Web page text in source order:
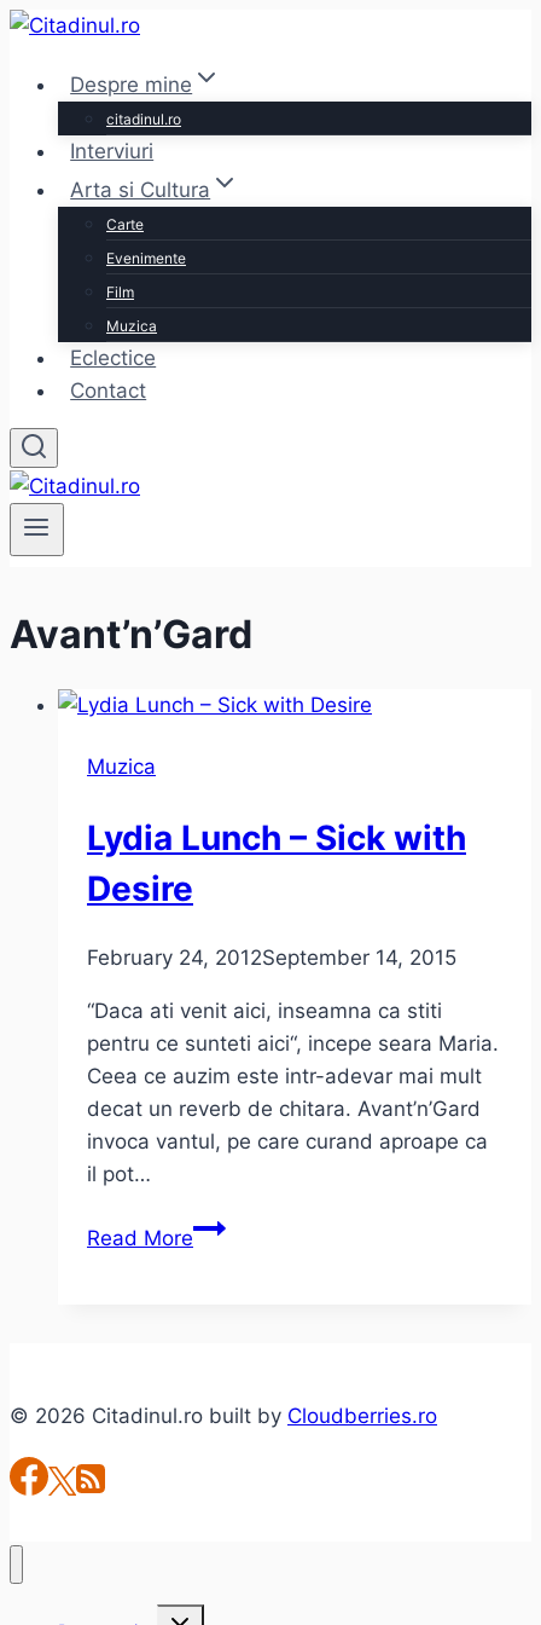
Skip
contentDespre mine
citadinul.ro
Interviuri
Arta si Cultura
Carte
Evenimente
Film
Muzica
Eclectice
Contact
Avant’n’Gard
Muzica
Lydia Lunch – Sick with
Desire
February 24, 2012September 14, 2015
“Daca ati venit aici, inseamna ca stiti
pentru ce sunteti aici“, incepe seara Maria.
Ceea ce auzim este intr-adevar mai mult
decat un reverb de chitara. Avant’n’Gard
invoca vantul, pe care curand aproape ca
il pot…
Read MoreLydia
© 2026 Citadinul.ro built by Cloudberries.ro
Toggle